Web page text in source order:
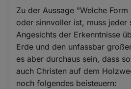
Zu der Aussage "Welche
oder sinnvoller ist, muss jeder
Angesichts der Erkenntnisse
Erde und den unfassbar
es aber durchaus sein, dass
auch Christen auf dem
noch folgendes beisteuern: